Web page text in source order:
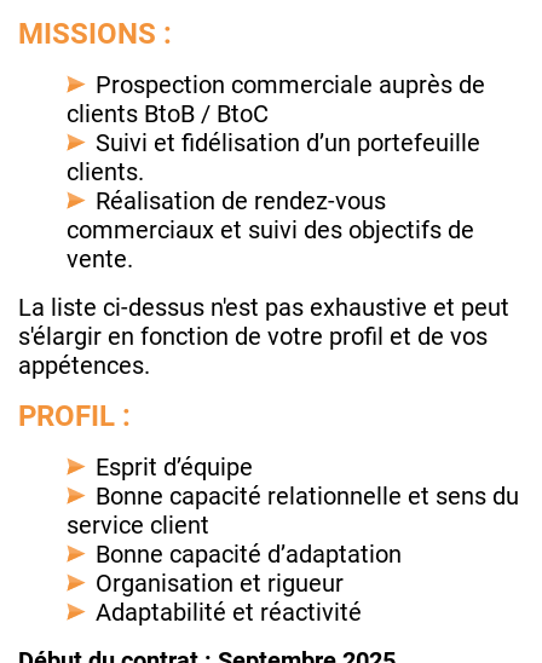
MISSIONS :
Prospection commerciale auprès de
clients BtoB / BtoC
Suivi et fidélisation d’un portefeuille
clients.
Réalisation de rendez-vous
commerciaux et suivi des objectifs de
vente.
La liste ci-dessus n'est pas exhaustive et peut
s'élargir en fonction de votre profil et de vos
appétences.
PROFIL :
Esprit d’équipe
Bonne capacité relationnelle et sens du
service client
Bonne capacité d’adaptation
Organisation et rigueur
Adaptabilité et réactivité